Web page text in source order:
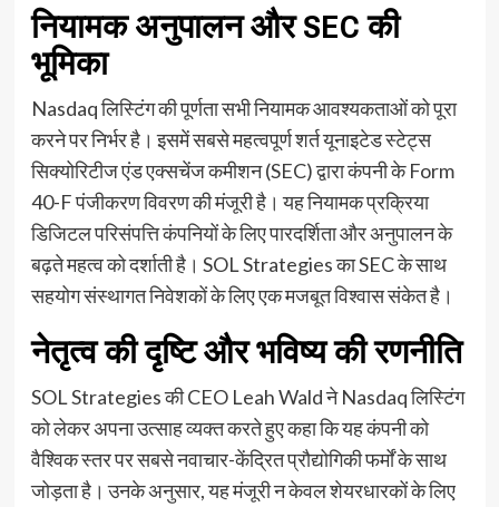
नियामक अनुपालन और SEC की
भूमिका
Nasdaq लिस्टिंग की पूर्णता सभी नियामक आवश्यकताओं को पूरा
करने पर निर्भर है। इसमें सबसे महत्वपूर्ण शर्त यूनाइटेड स्टेट्स
सिक्योरिटीज एंड एक्सचेंज कमीशन (SEC) द्वारा कंपनी के Form
40-F पंजीकरण विवरण की मंजूरी है। यह नियामक प्रक्रिया
डिजिटल परिसंपत्ति कंपनियों के लिए पारदर्शिता और अनुपालन के
बढ़ते महत्व को दर्शाती है। SOL Strategies का SEC के साथ
सहयोग संस्थागत निवेशकों के लिए एक मजबूत विश्वास संकेत है।
नेतृत्व की दृष्टि और भविष्य की रणनीति
SOL Strategies की CEO Leah Wald ने Nasdaq लिस्टिंग
को लेकर अपना उत्साह व्यक्त करते हुए कहा कि यह कंपनी को
वैश्विक स्तर पर सबसे नवाचार-केंद्रित प्रौद्योगिकी फर्मों के साथ
जोड़ता है। उनके अनुसार, यह मंजूरी न केवल शेयरधारकों के लिए